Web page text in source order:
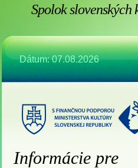
Spolok
Dátum: 07.08.2026
Informácie pre